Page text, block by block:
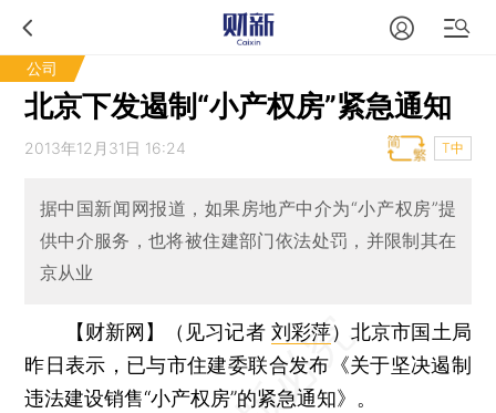
公司
北京下发遏制“小产权房”紧急通知
2013年12月31日 16:24 T中
据中国新闻网报道，如果房地产中介为“小产权房”提
供中介服务，也将被住建部门依法处罚，并限制其在
京从业
【财新网】（见习记者 刘彩萍）北京市国土局
昨日表示，已与市住建委联合发布《关于坚决遏制
违法建设销售“小产权房”的紧急通知》。